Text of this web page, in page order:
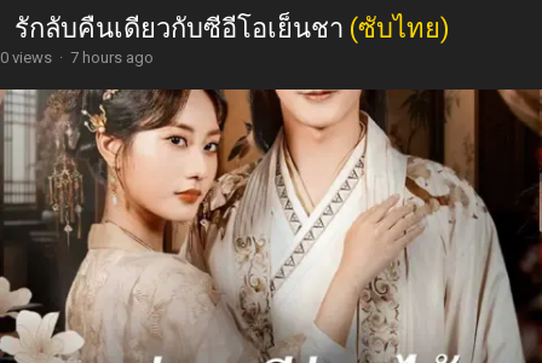
รักลับคืนเดียวกับซีอีโอเย็นชา (ซับไทย)
0 views · 7 hours ago